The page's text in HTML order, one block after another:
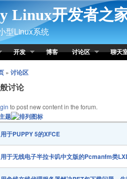
Linux开发者之
型Linux系统
开发 博客 讨论区 聊天
» 讨论区
讨论
to post new content in the forum.
题
用于PUPPY 5的XFCE
用于无线电子半拉卡叽中文版的Pcmanfm类